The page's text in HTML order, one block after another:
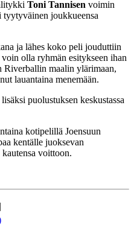
Toni Tannisen voimin
joukkueensa
ja lähes koko peli jouduttiin
olla ryhmän esitykseen ihan
Riverballin maalin ylärimaan,
lauantaina menemään.
puolustuksen keskustassa
kotipelillä Joensuun
kentälle juoksevan
voittoon.
|